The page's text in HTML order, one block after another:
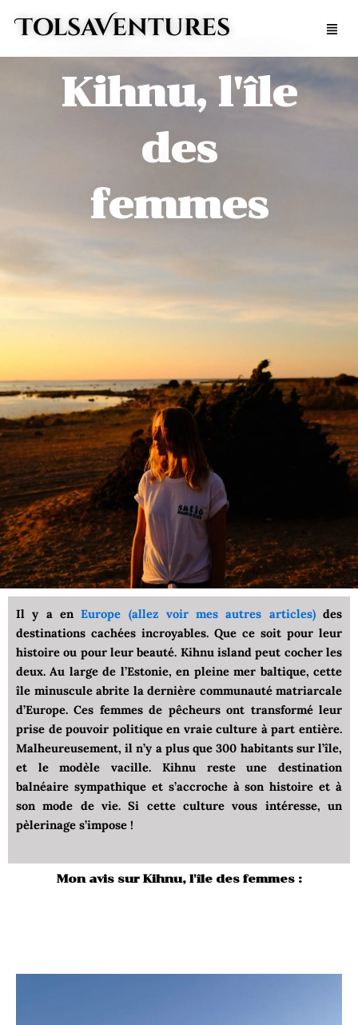
TolsaVentures
Kihnu, l'île
des
femmes
Il y a enEurope (allez voir mes autres articles)des
destinations cachées incroyables. Que ce soit pour leur
histoire ou pour leur beauté. Kihnu island peut cocher les
deux. Au large de l’Estonie, en pleine mer baltique, cette
île minuscule abrite la dernière communauté matriarcale
d’Europe. Ces femmes de pêcheurs ont transformé leur
prise de pouvoir politique en vraie culture à part entière.
Malheureusement, il n’y a plus que 300 habitants sur l’île,
et le modèle vacille. Kihnu reste une destination
balnéaire sympathique et s’accroche à son histoire et à
son mode de vie. Si cette culture vous intéresse, un
pèlerinage s’impose !
Mon avis sur Kihnu, l'île des femmes :